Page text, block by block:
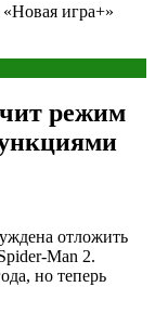
игра+»
режим
отложить
Man 2.
но теперь